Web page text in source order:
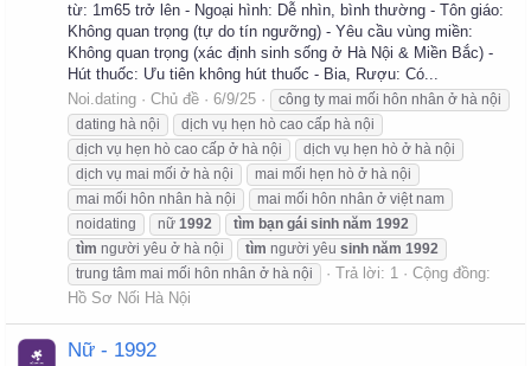
từ: 1m65 trở lên - Ngoại hình: Dễ nhìn, bình thường - Tôn giáo:
Không quan trọng (tự do tín ngưỡng) - Yêu cầu vùng miền:
Không quan trọng (xác định sinh sống ở Hà Nội & Miền Bắc) -
Hút thuốc: Ưu tiên không hút thuốc - Bia, Rượu: Có...
Noi.dating
Chủ đề 6/9/25
công ty mai mối hôn nhân ở hà nội
dating hà nội
dịch vụ hẹn hò cao cấp hà nội
dịch vụ hẹn hò cao cấp ở hà nội
dịch vụ hẹn hò ở hà nội
dịch vụ mai mối ở hà nội
mai mối hẹn hò ở hà nội
mai mối hôn nhân hà nội
mai mối hôn nhân ở việt nam
noidating
nữ 1992 tìm bạn gái sinh năm 1992
tìm người yêu ở hà nội tìm người yêu sinh năm 1992
trung tâm mai mối hôn nhân ở hà nội
Trả lời: 1
Cộng đồng:
Hồ Sơ Nối Hà Nội
Nữ - 1992